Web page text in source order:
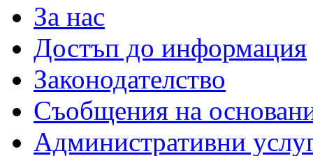
За нас
Достъп до информация
Законодателство
Съобщения на
Административни